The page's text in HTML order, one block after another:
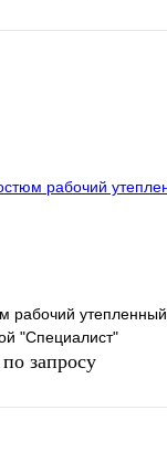
рабочий утепленный
"Специалист"
запросу